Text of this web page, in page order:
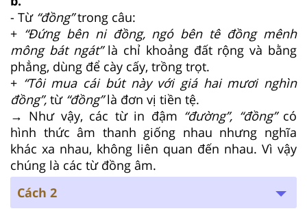
- Từ “đồng”trong câu:
+ “Đứng bên ni đồng, ngó bên tê đồng mênh
mông bát ngát”là chỉ khoảng đất rộng và bằng
phẳng, dùng để cày cấy, trồng trọt.
+ “Tôi mua cái bút này với giá hai mươi nghìn
đồng”, từ “đồng”là đơn vị tiền tệ.
→ Như vậy, các từ in đậm “đường”, “đồng”có
hình thức âm thanh giống nhau nhưng nghĩa
khác xa nhau, không liên quan đến nhau. Vì vậy
chúng là các từ đồng âm.
Cách 2